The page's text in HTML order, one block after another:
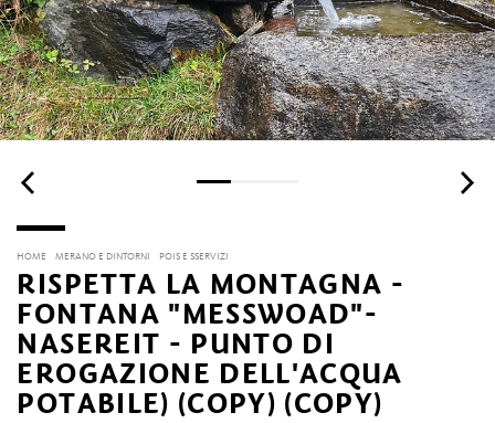
HOME MERANO E DINTORNI POIS E SSERVIZI
RISPETTA LA MONTAGNA -
FONTANA "MESSWOAD"-
NASEREIT - PUNTO DI
EROGAZIONE DELL'ACQUA
POTABILE) (COPY) (COPY)